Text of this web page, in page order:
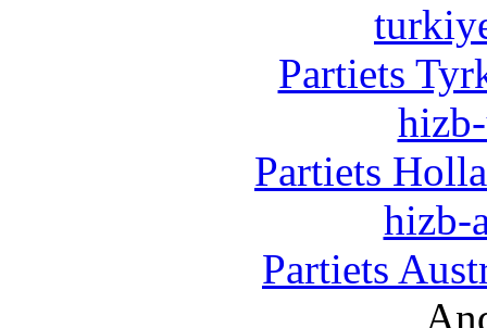
Partiets
Partiets
hizb-
Partiets